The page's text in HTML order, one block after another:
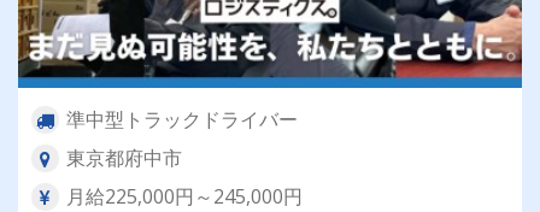
準中型トラックドライバー
東京都府中市
月給225,000円～245,000円